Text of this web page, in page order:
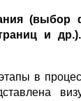
и
в